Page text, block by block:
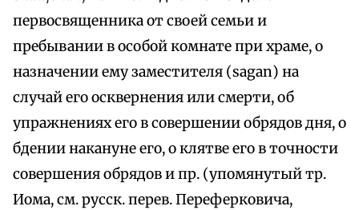
первосвященника от своей семьи и
пребывании в особой комнате при храме, о
назначении ему заместителя (sagan) на
случай его осквернения или смерти, об
упражнениях его в совершении обрядов дня, о
бдении накануне его, о клятве его в точности
совершения обрядов и пр. (упомянутый тр.
Иома, см. русск. перев. Переферковича,